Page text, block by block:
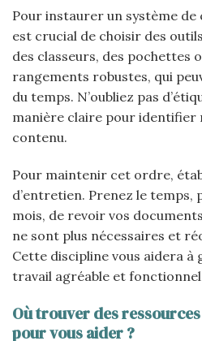
Pour instaurer un système de
est crucial de choisir des
des classeurs, des pochettes
rangements robustes, qui
du temps. N’oubliez pas
manière claire pour identifier
contenu.
Pour maintenir cet ordre,
d’entretien. Prenez le temps,
mois, de revoir vos
ne sont plus nécessaires et
Cette discipline vous aidera à
travail agréable et
Où trouver des
pour vous aider ?